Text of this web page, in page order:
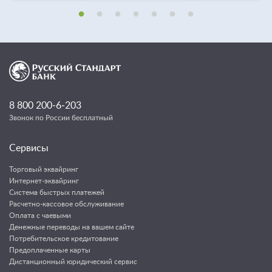
8 800 200‑6‑203
Звонок по России бесплатный
Сервисы
Торговый эквайринг
Интернет-эквайринг
Система быстрых платежей
Расчетно-кассовое обслуживание
Оплата с чаевыми
Денежные переводы на вашем сайте
Потребительское кредитование
Предоплаченные карты
Дистанционный юридический сервис